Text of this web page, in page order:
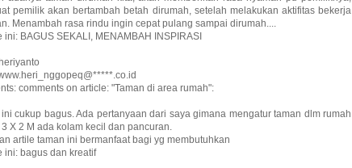
pemilik akan bertambah betah dirumah, setelah melakukan aktifitas bekerja
Menambah rasa rindu ingin cepat pulang sampai dirumah....
ini: BAGUS SEKALI, MENAMBAH INSPIRASI
comments on article: "Taman di area rumah":
cukup bagus. Ada pertanyaan dari saya gimana mengatur taman dlm rumah
X 2 M ada kolam kecil dan pancuran.
artile taman ini bermanfaat bagi yg membutuhkan
ini: bagus dan kreatif